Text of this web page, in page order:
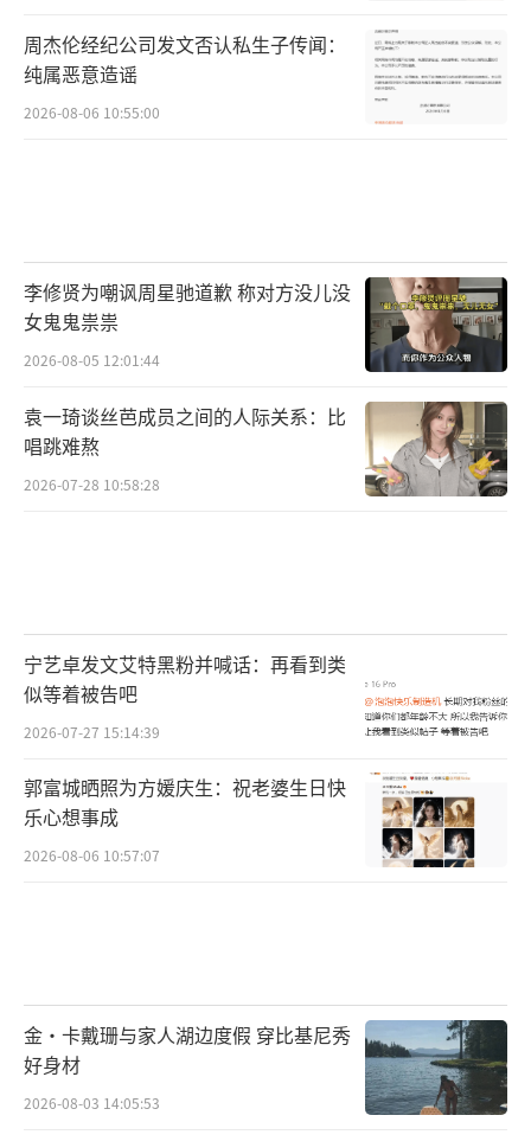
周杰伦经纪公司发文否认私生子传闻：
纯属恶意造谣
2026-08-06 10:55:00
李修贤为嘲讽周星驰道歉 称对方没儿没
女鬼鬼祟祟
2026-08-05 12:01:44
袁一琦谈丝芭成员之间的人际关系：比
唱跳难熬
2026-07-28 10:58:28
宁艺卓发文艾特黑粉并喊话：再看到类
似等着被告吧
2026-07-27 15:14:39
郭富城晒照为方媛庆生：祝老婆生日快
乐心想事成
2026-08-06 10:57:07
金·卡戴珊与家人湖边度假 穿比基尼秀
好身材
2026-08-03 14:05:53